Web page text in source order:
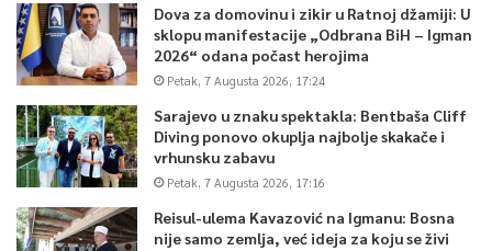
Dova za domovinu i zikir u Ratnoj džamiji: U
sklopu manifestacije „Odbrana BiH – Igman
2026“ odana počast herojima
Petak, 7 Augusta 2026, 17:24
Sarajevo u znaku spektakla: Bentbaša Cliff
Diving ponovo okuplja najbolje skakače i
vrhunsku zabavu
Petak, 7 Augusta 2026, 17:16
Reisul-ulema Kavazović na Igmanu: Bosna
nije samo zemlja, već ideja za koju se živi